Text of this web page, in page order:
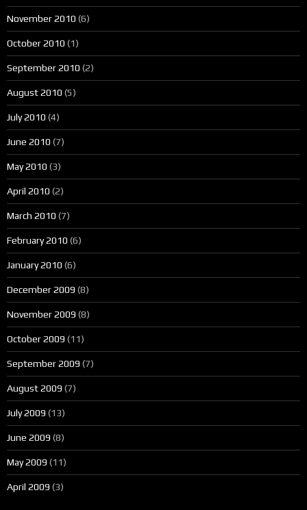
November 2010 (6)
October 2010 (1)
September 2010 (2)
August 2010 (5)
July 2010 (4)
June 2010 (7)
May 2010 (3)
April 2010 (2)
March 2010 (7)
February 2010 (6)
January 2010 (6)
December 2009 (8)
November 2009 (8)
October 2009 (11)
September 2009 (7)
August 2009 (7)
July 2009 (13)
June 2009 (8)
May 2009 (11)
April 2009 (3)